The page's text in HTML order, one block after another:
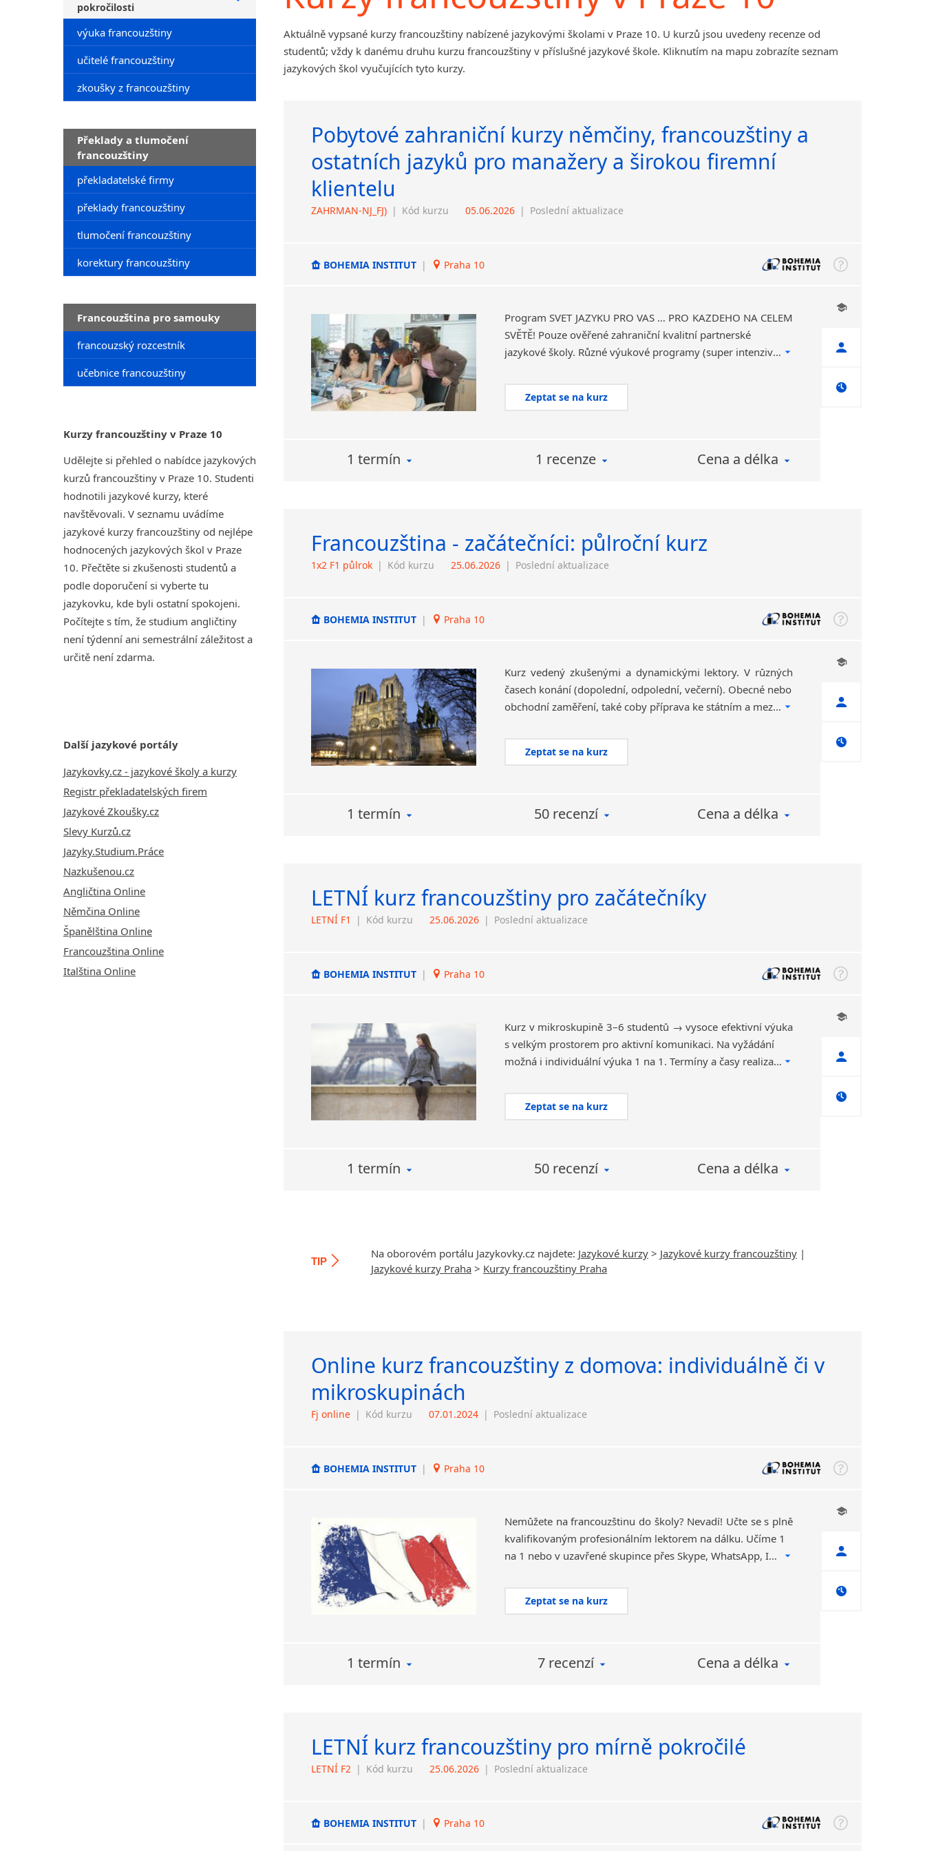
pokročilosti
výuka francouzštiny
učitelé francouzštiny
zkoušky z francouzštiny
Překlady a tlumočení
francouzštiny
překladatelské firmy
překlady francouzštiny
tlumočení francouzštiny
korektury francouzštiny
Francouzština pro samouky
francouzský rozcestník
učebnice francouzštiny
Kurzy francouzštiny v Praze 10
Udělejte si přehled o nabídce jazykových
kurzů francouzštiny v Praze 10. Studenti
hodnotili jazykové kurzy, které
navštěvovali. V seznamu uvádíme
jazykové kurzy francouzštiny od nejlépe
hodnocených jazykových škol v Praze
10. Přečtěte si zkušenosti studentů a
podle doporučení si vyberte tu
jazykovku, kde byli ostatní spokojeni.
Počítejte s tím, že studium angličtiny
není týdenní ani semestrální záležitost a
určitě není zdarma.
Další jazykové portály
Jazykovky.cz - jazykové školy a kurzy
Registr překladatelských firem
Jazykové Zkoušky.cz
Slevy Kurzů.cz
Jazyky.Studium.Práce
Nazkušenou.cz
Angličtina Online
Němčina Online
Španělština Online
Francouzština Online
Italština Online
Aktuálně vypsané kurzy francouzštiny nabízené jazykovými školami v Praze 10. U kurzů jsou uvedeny recenze od
studentů; vždy k danému druhu kurzu francouzštiny v příslušné jazykové škole. Kliknutím na mapu zobrazíte seznam
jazykových škol vyučujících tyto kurzy.
Pobytové zahraniční kurzy němčiny, francouzštiny a
ostatních jazyků pro manažery a širokou firemní
klientelu
ZAHRMAN-NJ_FJ) | Kód kurzu 05.06.2026 | Poslední aktualizace
BOHEMIA INSTITUT | Praha 10
Program SVĚT JAZYKŮ PRO VÁS … PRO KAŽDÉHO NA CELÉM
SVĚTĚ! Pouze ověřené zahraniční kvalitní partnerské
jazykové školy. Různé výukové programy (super intenzivní „crash“ kurzy, profesně orientované, skupinové i individuální kurzy,…Kompletní servis.
Zeptat se na kurz
1 termín 1 recenze Cena a délka
Francouzština - začátečníci: půlroční kurz
1x2 F1 půlrok | Kód kurzu 25.06.2026 | Poslední aktualizace
BOHEMIA INSTITUT | Praha 10
Kurz vedený zkušenými a dynamickými lektory. V různých
časech konání (dopolední, odpolední, večerní). Obecné nebo
obchodní zaměření, také coby příprava ke státním a mezinárodním zkouškám. Konzultace zdarma.
Zeptat se na kurz
1 termín 50 recenzí Cena a délka
LETNÍ kurz francouzštiny pro začátečníky
LETNÍ F1 | Kód kurzu 25.06.2026 | Poslední aktualizace
BOHEMIA INSTITUT | Praha 10
Kurz v mikroskupině 3–6 studentů → vysoce efektivní výuka
s velkým prostorem pro aktivní komunikaci. Na vyžádání
možná i individuální výuka 1 na 1. Termíny a časy realizace dle dohody s účastníky, možnost náhrady zmeškaných lekcí z důvodu dovolené.
Zeptat se na kurz
1 termín 50 recenzí Cena a délka
TIP
Na oborovém portálu Jazykovky.cz najdete: Jazykové kurzy > Jazykové kurzy francouzštiny |
Jazykové kurzy Praha > Kurzy francouzštiny Praha
Online kurz francouzštiny z domova: individuálně či v
mikroskupinách
Fj online | Kód kurzu 07.01.2024 | Poslední aktualizace
BOHEMIA INSTITUT | Praha 10
Nemůžete na francouzštinu do školy? Nevadí! Učte se s plně
kvalifikovaným profesionálním lektorem na dálku. Učíme 1
na 1 nebo v uzavřené skupince přes Skype, WhatsApp, Instagram, Zoom, Google Meet, Hangouts, MS Teams, Webex atd.
Zeptat se na kurz
1 termín 7 recenzí Cena a délka
LETNÍ kurz francouzštiny pro mírně pokročilé
LETNÍ F2 | Kód kurzu 25.06.2026 | Poslední aktualizace
BOHEMIA INSTITUT | Praha 10